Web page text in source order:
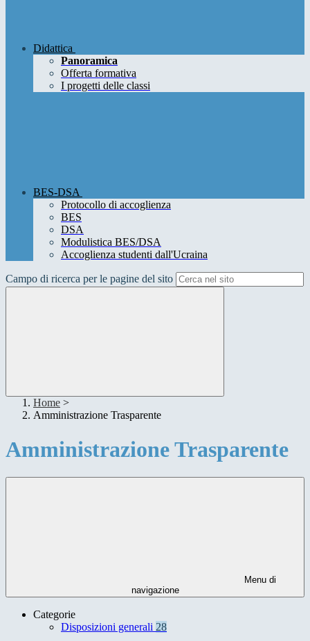
Didattica
Panoramica
Offerta formativa
I progetti delle classi
BES-DSA
Protocollo di accoglienza
BES
DSA
Modulistica BES/DSA
Accoglienza studenti dall'Ucraina
Campo di ricerca per le pagine del sito
Home >
Amministrazione Trasparente
Amministrazione Trasparente
Menu di
navigazione
Categorie
Disposizioni generali 28